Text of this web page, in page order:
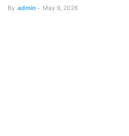
By admin - May 9, 2026